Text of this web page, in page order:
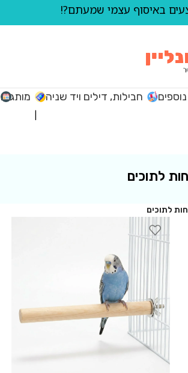
באיסוף עצמי שמעתם?!
חבילות, דילים ויד שניה מותגים
לתוכים
לתוכים